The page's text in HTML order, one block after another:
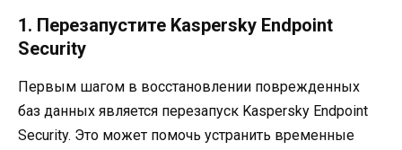
1. Перезапустите Kaspersky Endpoint
Security
Первым шагом в восстановлении поврежденных
баз данных является перезапуск Kaspersky Endpoint
Security. Это может помочь устранить временные